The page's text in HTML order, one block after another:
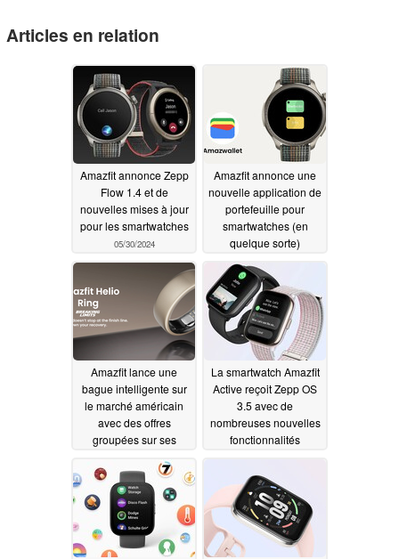
Articles en relation
Amazfit annonce Zepp
Flow 1.4 et de
nouvelles mises à jour
pour les smartwatches
05/30/2024
Amazfit annonce une
nouvelle application de
portefeuille pour
smartwatches (en
quelque sorte)
05/30/2024
Amazfit lance une
bague intelligente sur
le marché américain
avec des offres
groupées sur ses
05/16/2024
La smartwatch Amazfit
Active reçoit Zepp OS
3.5 avec de
nombreuses nouvelles
fonctionnalités